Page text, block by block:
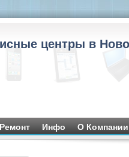
центры в
Ремонт Инфо О Компании